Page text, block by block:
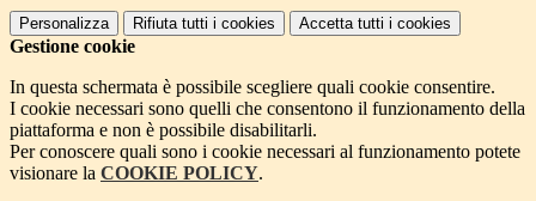
Personalizza Rifiuta tutti i cookies Accetta tutti i cookies
Gestione cookie
In questa schermata è possibile scegliere quali cookie consentire.
I cookie necessari sono quelli che consentono il funzionamento della
piattaforma e non è possibile disabilitarli.
Per conoscere quali sono i cookie necessari al funzionamento potete
visionare la COOKIE POLICY.